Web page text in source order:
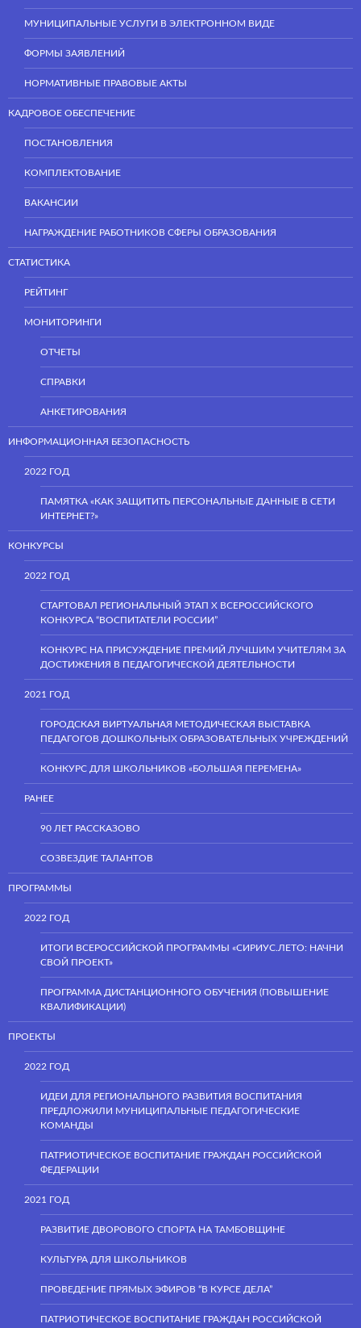
МУНИЦИПАЛЬНЫЕ УСЛУГИ В ЭЛЕКТРОННОМ ВИДЕ
ФОРМЫ ЗАЯВЛЕНИЙ
НОРМАТИВНЫЕ ПРАВОВЫЕ АКТЫ
КАДРОВОЕ ОБЕСПЕЧЕНИЕ
ПОСТАНОВЛЕНИЯ
КОМПЛЕКТОВАНИЕ
ВАКАНСИИ
НАГРАЖДЕНИЕ РАБОТНИКОВ СФЕРЫ ОБРАЗОВАНИЯ
СТАТИСТИКА
РЕЙТИНГ
МОНИТОРИНГИ
ОТЧЕТЫ
СПРАВКИ
АНКЕТИРОВАНИЯ
ИНФОРМАЦИОННАЯ БЕЗОПАСНОСТЬ
2022 ГОД
ПАМЯТКА «КАК ЗАЩИТИТЬ ПЕРСОНАЛЬНЫЕ ДАННЫЕ В СЕТИ
ИНТЕРНЕТ?»
КОНКУРСЫ
2022 ГОД
СТАРТОВАЛ РЕГИОНАЛЬНЫЙ ЭТАП Х ВСЕРОССИЙСКОГО
КОНКУРСА “ВОСПИТАТЕЛИ РОССИИ”
КОНКУРС НА ПРИСУЖДЕНИЕ ПРЕМИЙ ЛУЧШИМ УЧИТЕЛЯМ ЗА
ДОСТИЖЕНИЯ В ПЕДАГОГИЧЕСКОЙ ДЕЯТЕЛЬНОСТИ
2021 ГОД
ГОРОДСКАЯ ВИРТУАЛЬНАЯ МЕТОДИЧЕСКАЯ ВЫСТАВКА
ПЕДАГОГОВ ДОШКОЛЬНЫХ ОБРАЗОВАТЕЛЬНЫХ УЧРЕЖДЕНИЙ
КОНКУРС ДЛЯ ШКОЛЬНИКОВ «БОЛЬШАЯ ПЕРЕМЕНА»
РАНЕЕ
90 ЛЕТ РАССКАЗОВО
СОЗВЕЗДИЕ ТАЛАНТОВ
ПРОГРАММЫ
2022 ГОД
ИТОГИ ВСЕРОССИЙСКОЙ ПРОГРАММЫ «СИРИУС.ЛЕТО: НАЧНИ
СВОЙ ПРОЕКТ»
ПРОГРАММА ДИСТАНЦИОННОГО ОБУЧЕНИЯ (ПОВЫШЕНИЕ
КВАЛИФИКАЦИИ)
ПРОЕКТЫ
2022 ГОД
ИДЕИ ДЛЯ РЕГИОНАЛЬНОГО РАЗВИТИЯ ВОСПИТАНИЯ
ПРЕДЛОЖИЛИ МУНИЦИПАЛЬНЫЕ ПЕДАГОГИЧЕСКИЕ
КОМАНДЫ
ПАТРИОТИЧЕСКОЕ ВОСПИТАНИЕ ГРАЖДАН РОССИЙСКОЙ
ФЕДЕРАЦИИ
2021 ГОД
РАЗВИТИЕ ДВОРОВОГО СПОРТА НА ТАМБОВЩИНЕ
КУЛЬТУРА ДЛЯ ШКОЛЬНИКОВ
ПРОВЕДЕНИЕ ПРЯМЫХ ЭФИРОВ “В КУРСЕ ДЕЛА”
ПАТРИОТИЧЕСКОЕ ВОСПИТАНИЕ ГРАЖДАН РОССИЙСКОЙ